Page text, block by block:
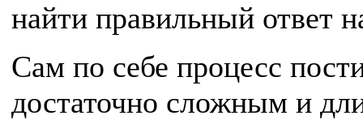
найти правильный ответ
Сам по себе процесс
достаточно сложным и